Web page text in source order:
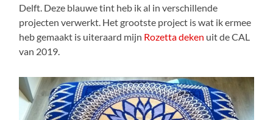
Delft. Deze blauwe tint heb ik al in verschillende
projecten verwerkt. Het grootste project is wat ik ermee
heb gemaakt is uiteraard mijn Rozetta deken uit de CAL
van 2019.